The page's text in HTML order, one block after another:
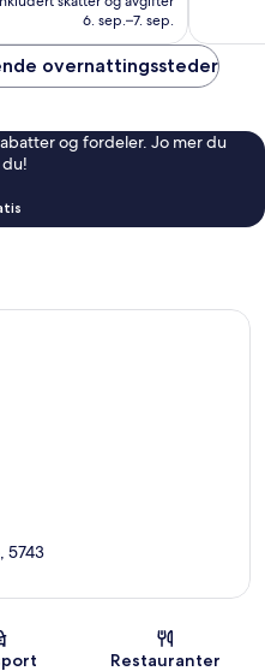
6 032 kr
6. sep.–7. sep.
overnattingssteder
og fordeler. Jo mer du
5743
Restauranter